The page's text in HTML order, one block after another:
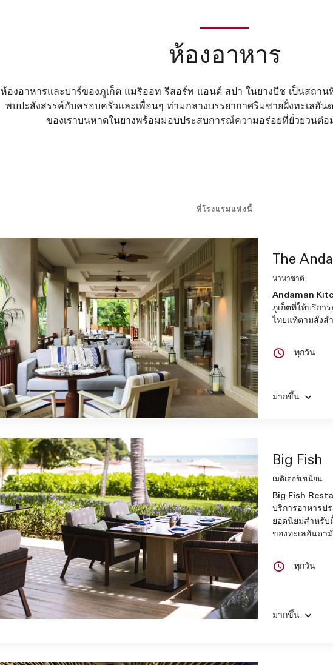
ห้องอาหาร
ห้องอาหารและบาร์ของภูเก็ต แมริออท รีสอร์ท แอนด์ สปา ในยางบีช เป็นสถาน
พบปะสังสรรค์กับครอบครัวและเพื่อนๆ ท่ามกลางบรรยากาศริมชายฝั่งทะเลอั
ของเราบนหาดในยางพร้อมมอบประสบการณ์ความอร่อยที่ยั่วยวนต่อ
ที่โรงแรมแห่งนี้
The
นานาชาติ
Andaman
ภูเก็ตที่ให้บริกา
ไทยแท้ตามสั่งส
ทุกวัน
มากขึ้น
Big Fish
เมดิเตอร์เรเนียน
Big Fish
บริการอาหารป
ยอดนิยมสำหรับ
ของทะเลอันดา
ทุกวัน
มากขึ้น